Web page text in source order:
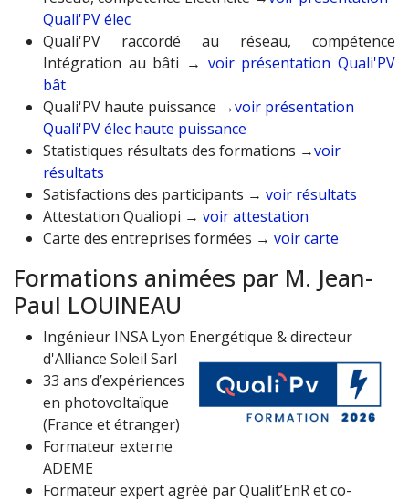
Quali'PV élec
Quali'PV raccordé au réseau, compétence
Intégration au bâti → voir présentation Quali'PV
bât
Quali'PV haute puissance →voir présentation
Quali'PV élec haute puissance
Statistiques résultats des formations →voir
résultats
Satisfactions des participants → voir résultats
Attestation Qualiopi → voir attestation
Carte des entreprises formées → voir carte
Formations animées par M. Jean-
Paul LOUINEAU
Ingénieur INSA Lyon Energétique & directeur
d'Alliance Soleil Sarl
33 ans d’expériences
en photovoltaïque
(France et étranger)
Formateur externe
ADEME
Formateur expert agréé par Qualit’EnR et co-